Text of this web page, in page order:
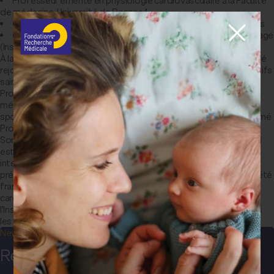
de médecine, Université de Rennes 1
Cardiologue et médecin du sport au CHU Pontchaillou, Rennes
Chercheur dans le Laboratoire Traitement du Signal et de l'Image
(Inserm 1099/ Université de Rennes 1)
À la fin de ses études de médecine à Paris, en 1986, François Carré
rejoint le CHU de Rennes. Il s'oriente vers la cardiologie des sportifs
sains ou avec des problèmes cardiaques. Nommé en 1996
Professeur de physiologie cardiovasculaire à la Faculté de
médecine de Rennes, il est chef des Services de médecine du
sport et d'explorations fonctionnelles de 2014 à 2020, puis nommé
Professeur émérite en 2020.
Son nom apparaît dans plus de 200 publications internationales. Il
est auteur ou co-auteur de plusieurs ouvrages français et
internationaux de cardiologie du sport et de physiologie. Il a été
président du Groupe Exercice Réadaptation et Sport de la Société
française de cardiologie et secrétaire du groupe européen de
cardiologie du sport. Il participe aux travaux collectifs menés par
l'Inserm et la Haute Autorité de Santé sur l'activité physique dans
les maladies chroniques.
Newsletter
Restez informé(e) !